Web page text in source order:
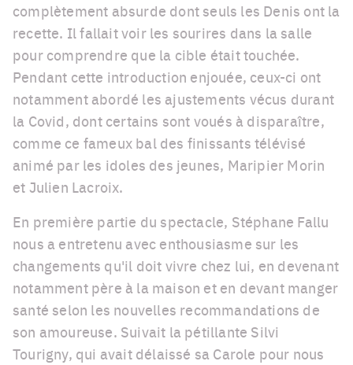
complètement absurde dont seuls les Denis ont la
recette. Il fallait voir les sourires dans la salle
pour comprendre que la cible était touchée.
Pendant cette introduction enjouée, ceux-ci ont
notamment abordé les ajustements vécus durant
la Covid, dont certains sont voués à disparaître,
comme ce fameux bal des finissants télévisé
animé par les idoles des jeunes, Maripier Morin
et Julien Lacroix.
En première partie du spectacle, Stéphane Fallu
nous a entretenu avec enthousiasme sur les
changements qu'il doit vivre chez lui, en devenant
notamment père à la maison et en devant manger
santé selon les nouvelles recommandations de
son amoureuse. Suivait la pétillante Silvi
Tourigny, qui avait délaissé sa Carole pour nous